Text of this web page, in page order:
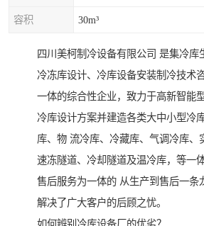
容积 30m³
四川美柯制冷设备有限公司 是集冷库
冷冻库设计、冷库设备安装制冷技术
一体的综合性企业，致力于高新智能
冷库设计方案并建造各类大中小型冷
库、物 流冷库、冷藏库、气调冷库、
速冻隧道、冷却隧道及温冷库，等一
售后服务为一体的 从生产到售后一条
解决了广大客户的后顾之忧。